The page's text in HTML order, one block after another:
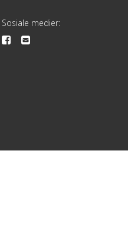
Sosiale medier: